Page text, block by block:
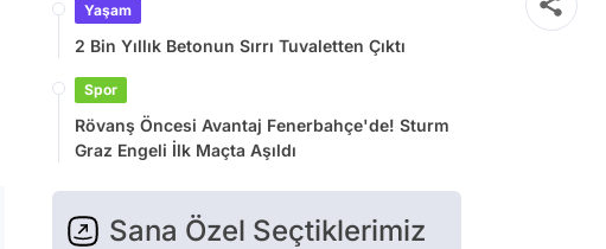
Yaşam
2 Bin Yıllık Betonun Sırrı Tuvaletten Çıktı
Spor
Rövanş Öncesi Avantaj Fenerbahçe'de! Sturm
Graz Engeli İlk Maçta Aşıldı
Sana Özel Seçtiklerimiz